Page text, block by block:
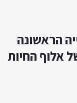
לקנייה הראשונה
החיות